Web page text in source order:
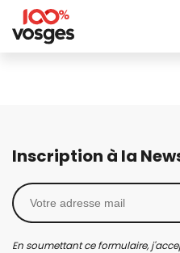
Inscription à la
En soumettant ce formulaire,